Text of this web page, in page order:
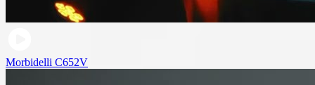
Morbidelli C652V